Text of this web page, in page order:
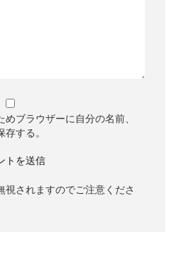
ブラウザーに自分の名前、
する。
視されますのでご注意くださ